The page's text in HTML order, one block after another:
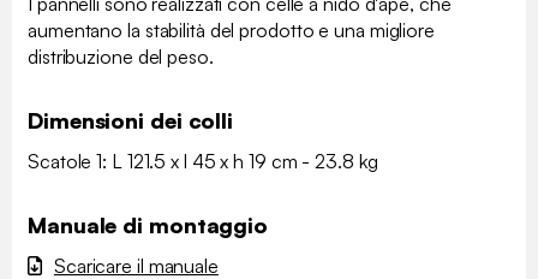
aumentano la stabilità del prodotto e una migliore
distribuzione del peso.
Dimensioni dei colli
Scatole 1: L 121.5 x l 45 x h 19 cm - 23.8 kg
Manuale di montaggio
Scaricare il manuale